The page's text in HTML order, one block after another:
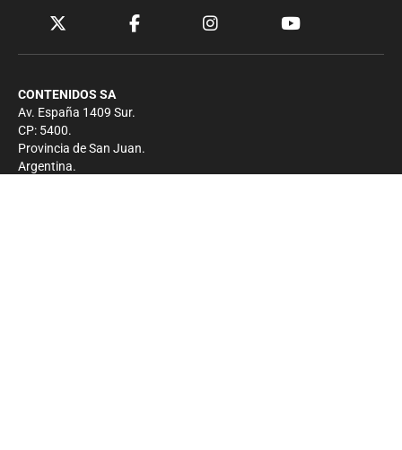
CONTENIDOS SA
Av. España 1409 Sur.
CP: 5400.
Provincia de San Juan.
Argentina.